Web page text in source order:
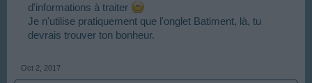
d'informations à traiter
Je n'utilise pratiquement que l'onglet Batiment, là, tu
devrais trouver ton bonheur.
Oct 2, 2017